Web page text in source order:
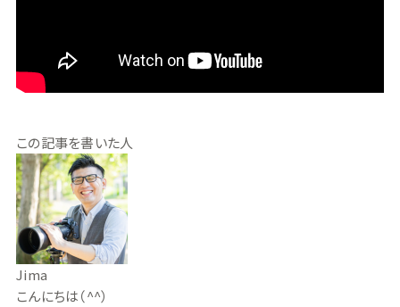
この記事を書いた人
Jima
こんにちは（^^）